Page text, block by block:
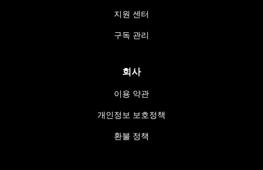
지원 센터
구독 관리
회사
이용 약관
개인정보 보호정책
환불 정책